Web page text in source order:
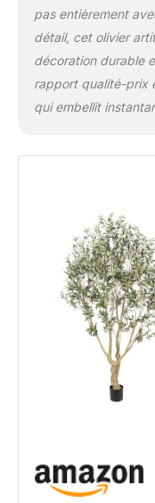
pas entièrement
détail, cet olivier
décoration durable
rapport qualité-prix
qui embellit